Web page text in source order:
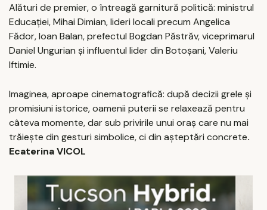
Alături de premier, o întreagă garnitură politică: ministrul
Educației, Mihai Dimian, lideri locali precum Angelica
Fădor, Ioan Balan, prefectul Bogdan Păstrăv, viceprimarul
Daniel Ungurian și influentul lider din Botoșani, Valeriu
Iftimie.
Imaginea, aproape cinematografică: după decizii grele și
promisiuni istorice, oamenii puterii se relaxează pentru
câteva momente, dar sub privirile unui oraș care nu mai
trăiește din gesturi simbolice, ci din așteptări concrete.
Ecaterina VICOL